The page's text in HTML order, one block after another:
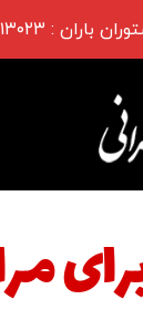
: ۰۹۹۱۱۲۱۳۰۲۳